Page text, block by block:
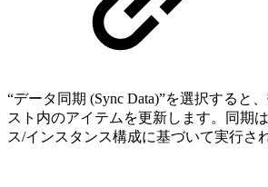
“データ同期 (Sync Data)”を選択すると
スト内のアイテムを更新します。同期
ス/インスタンス構成に基づいて実行さ